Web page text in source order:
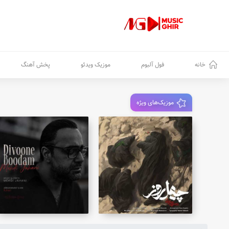
خانه فول آلبوم موزیک ویدئو پخش آهنگ
موزیک‌های ویژه